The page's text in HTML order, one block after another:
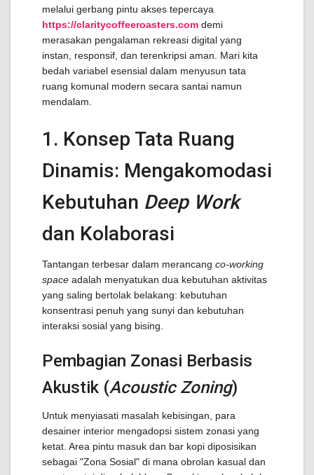
melalui gerbang pintu akses tepercaya
https://claritycoffeeroasters.com demi
merasakan pengalaman rekreasi digital yang
instan, responsif, dan terenkripsi aman. Mari kita
bedah variabel esensial dalam menyusun tata
ruang komunal modern secara santai namun
mendalam.
1. Konsep Tata Ruang
Dinamis: Mengakomodasi
Kebutuhan Deep Work
dan Kolaborasi
Tantangan terbesar dalam merancang co-working
space adalah menyatukan dua kebutuhan aktivitas
yang saling bertolak belakang: kebutuhan
konsentrasi penuh yang sunyi dan kebutuhan
interaksi sosial yang bising.
Pembagian Zonasi Berbasis
Akustik (Acoustic Zoning)
Untuk menyiasati masalah kebisingan, para
desainer interior mengadopsi sistem zonasi yang
ketat. Area pintu masuk dan bar kopi diposisikan
sebagai "Zona Sosial" di mana obrolan kasual dan